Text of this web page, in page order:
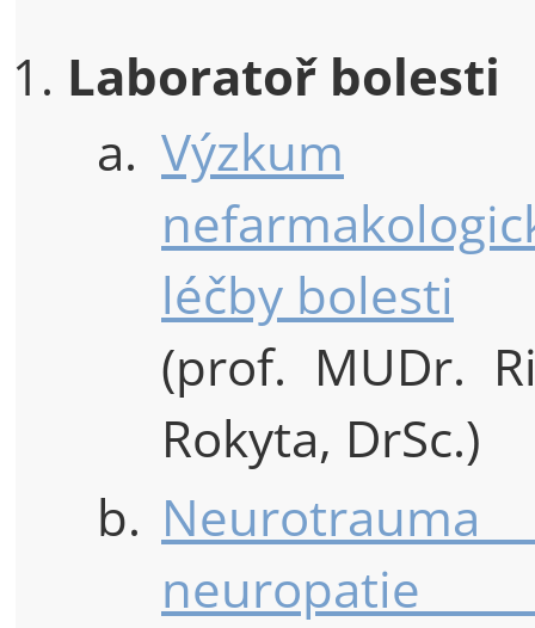
Laboratoř bolesti
a. Výzkum
léčby bolesti
(prof. MUDr.
Rokyta, DrSc.)
b.